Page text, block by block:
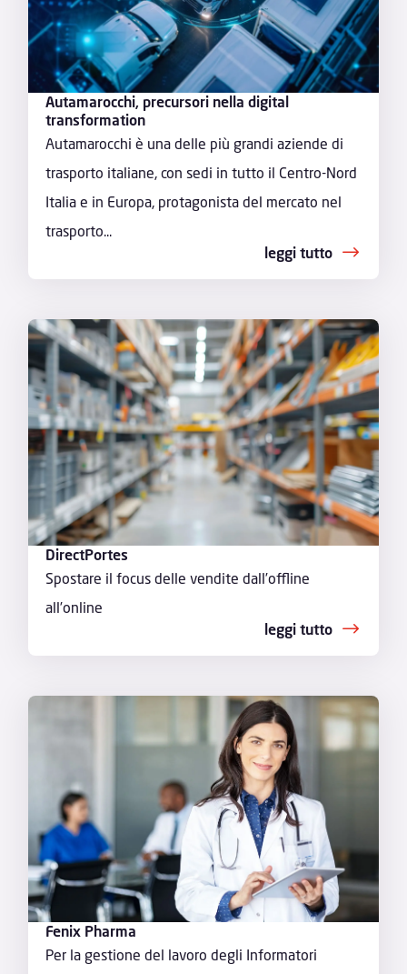
Autamarocchi, precursori nella digital
transformation
Autamarocchi è una delle più grandi aziende di
trasporto italiane, con sedi in tutto il Centro-Nord
Italia e in Europa, protagonista del mercato nel
trasporto...
leggi tutto
DirectPortes
Spostare il focus delle vendite dall’offline
all’online
leggi tutto
Fenix Pharma
Per la gestione del lavoro degli Informatori